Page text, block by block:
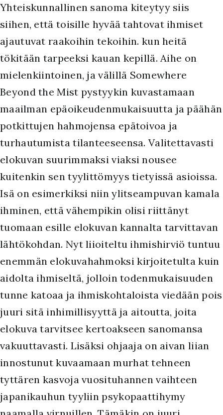
Yhteiskunnallinen sanoma kiteytyy siis
siihen, että toisille hyvää tahtovat ihmiset
ajautuvat raakoihin tekoihin. kun heitä
tökitään tarpeeksi kauan kepillä. Aihe on
mielenkiintoinen, ja välillä Somewhere
Beyond the Mist pystyykin kuvastamaan
maailman epäoikeudenmukaisuutta ja päähän
potkittujen hahmojensa epätoivoa ja
turhautumista tilanteeseensa. Valitettavasti
elokuvan suurimmaksi viaksi nousee
kuitenkin sen tyylittömyys tietyissä asioissa.
Isä on esimerkiksi niin ylitseampuvan kamala
ihminen, että vähempikin olisi riittänyt
tuomaan esille elokuvan kannalta tarvittavan
lähtökohdan. Nyt liioiteltu ihmishirviö tuntuu
enemmän elokuvahahmoksi kirjoitetulta kuin
aidolta ihmiseltä, jolloin todenmukaisuuden
tunne katoaa ja ihmiskohtaloista viedään pois
juuri sitä inhimillisyyttä ja aitoutta, joita
elokuva tarvitsee kertoakseen sanomansa
vakuuttavasti. Lisäksi ohjaaja on aivan liian
innostunut kuvaamaan murhat tehneen
tyttären kasvoja vuosituhannen vaihteen
japanikauhun tyyliin psykopaattihymy